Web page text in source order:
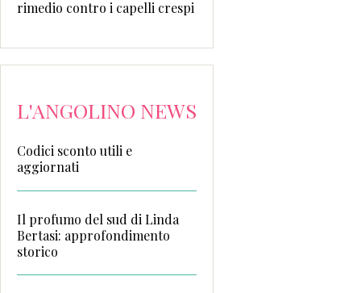
rimedio contro i capelli crespi
L'ANGOLINO NEWS
Codici sconto utili e
aggiornati
Il profumo del sud di Linda
Bertasi: approfondimento
storico